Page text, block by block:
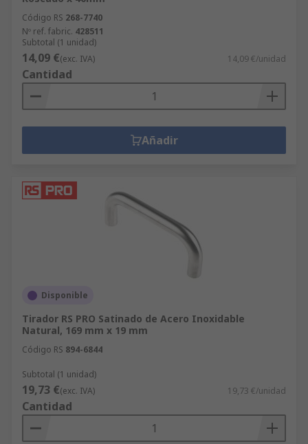
Código RS 268-7740
Nº ref. fabric. 428511
Subtotal (1 unidad)
14,09 €(exc. IVA) 14,09 €/unidad
Cantidad
Añadir
Disponible
Tirador RS PRO Satinado de Acero Inoxidable
Natural, 169 mm x 19 mm
Código RS 894-6844
Subtotal (1 unidad)
19,73 €(exc. IVA) 19,73 €/unidad
Cantidad